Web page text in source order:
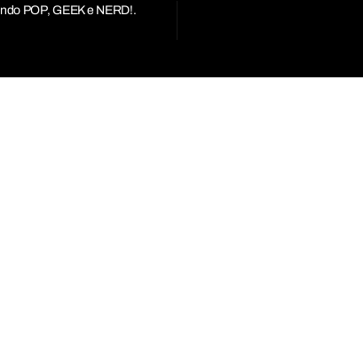
POP, GEEK e NERD!.